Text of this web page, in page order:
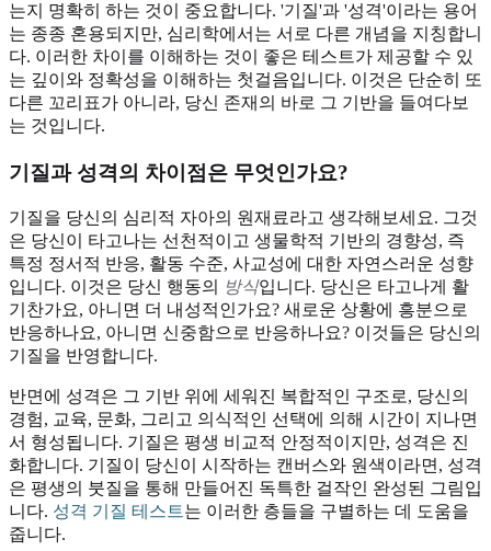
는지 명확히 하는 것이 중요합니다. '기질'과 '성격'이라는 용어
는 종종 혼용되지만, 심리학에서는 서로 다른 개념을 지칭합니
다. 이러한 차이를 이해하는 것이 좋은 테스트가 제공할 수 있
는 깊이와 정확성을 이해하는 첫걸음입니다. 이것은 단순히 또
다른 꼬리표가 아니라, 당신 존재의 바로 그 기반을 들여다보
는 것입니다.
기질과 성격의 차이점은 무엇인가요?
기질을 당신의 심리적 자아의 원재료라고 생각해보세요. 그것
은 당신이 타고나는 선천적이고 생물학적 기반의 경향성, 즉
특정 정서적 반응, 활동 수준, 사교성에 대한 자연스러운 성향
입니다. 이것은 당신 행동의
방식입니다. 당신은 타고나게 활
기찬가요, 아니면 더 내성적인가요? 새로운 상황에 흥분으로
반응하나요, 아니면 신중함으로 반응하나요? 이것들은 당신의
기질을 반영합니다.
반면에 성격은 그 기반 위에 세워진 복합적인 구조로, 당신의
경험, 교육, 문화, 그리고 의식적인 선택에 의해 시간이 지나면
서 형성됩니다. 기질은 평생 비교적 안정적이지만, 성격은 진
화합니다. 기질이 당신이 시작하는 캔버스와 원색이라면, 성격
은 평생의 붓질을 통해 만들어진 독특한 걸작인 완성된 그림입
니다. 성격 기질 테스트는 이러한 층들을 구별하는 데 도움을
줍니다.